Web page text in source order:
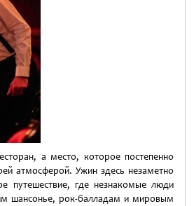
а место, которое постепенно
атмосферой. Ужин здесь незаметно
путешествие, где незнакомые люди
шансонье, рок-балладам и мировым